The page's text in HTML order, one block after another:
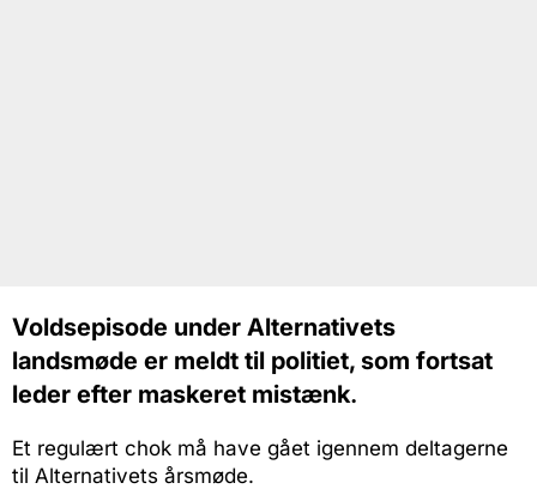
Voldsepisode under Alternativets
landsmøde er meldt til politiet, som fortsat
leder efter maskeret mistænk.
Et regulært chok må have gået igennem deltagerne
til Alternativets årsmøde.